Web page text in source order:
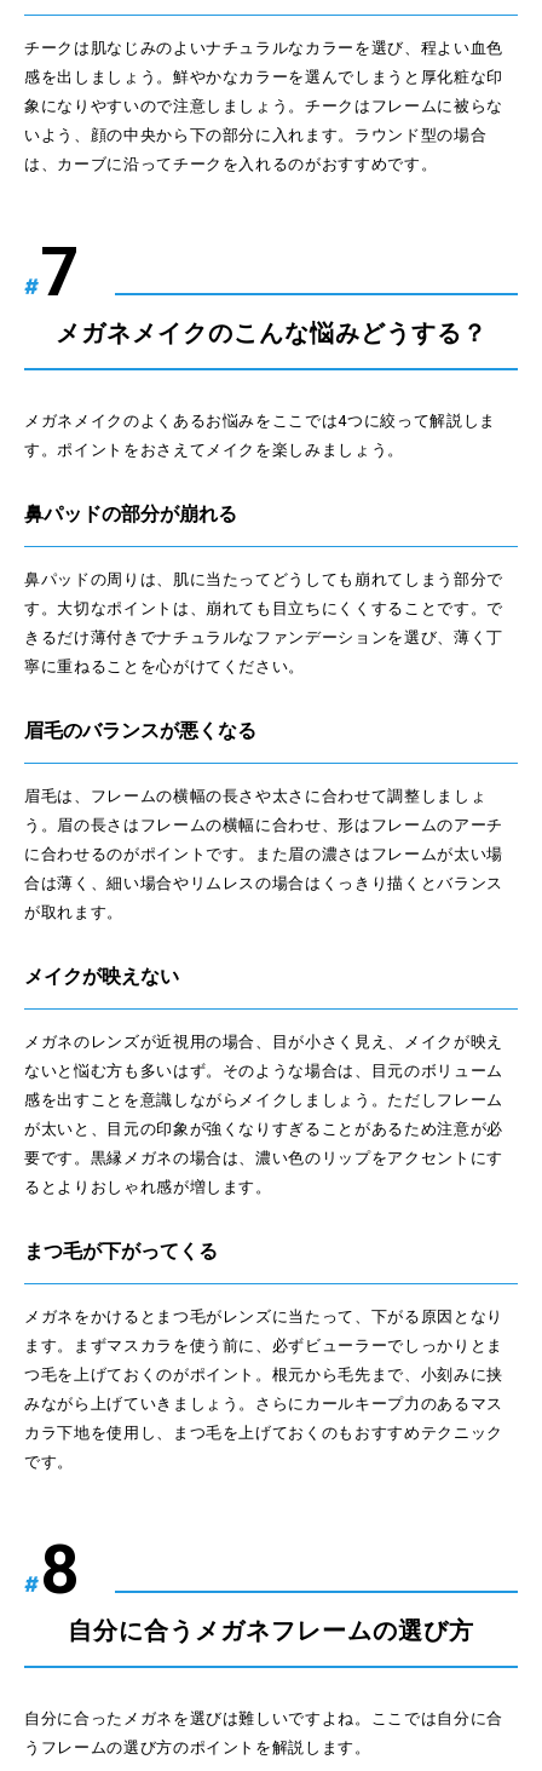
チークは肌なじみのよいナチュラルなカラーを選び、程よい血色
感を出しましょう。鮮やかなカラーを選んでしまうと厚化粧な印
象になりやすいので注意しましょう。チークはフレームに被らな
いよう、顔の中央から下の部分に入れます。ラウンド型の場合
は、カーブに沿ってチークを入れるのがおすすめです。
#
メガネメイクのこんな悩みどうする？
メガネメイクのよくあるお悩みをここでは4つに絞って解説しま
す。ポイントをおさえてメイクを楽しみましょう。
鼻パッドの部分が崩れる
鼻パッドの周りは、肌に当たってどうしても崩れてしまう部分で
す。大切なポイントは、崩れても目立ちにくくすることです。で
きるだけ薄付きでナチュラルなファンデーションを選び、薄く丁
寧に重ねることを心がけてください。
眉毛のバランスが悪くなる
眉毛は、フレームの横幅の長さや太さに合わせて調整しましょ
う。眉の長さはフレームの横幅に合わせ、形はフレームのアーチ
に合わせるのがポイントです。また眉の濃さはフレームが太い場
合は薄く、細い場合やリムレスの場合はくっきり描くとバランス
が取れます。
メイクが映えない
メガネのレンズが近視用の場合、目が小さく見え、メイクが映え
ないと悩む方も多いはず。そのような場合は、目元のボリューム
感を出すことを意識しながらメイクしましょう。ただしフレーム
が太いと、目元の印象が強くなりすぎることがあるため注意が必
要です。黒縁メガネの場合は、濃い色のリップをアクセントにす
るとよりおしゃれ感が増します。
まつ毛が下がってくる
メガネをかけるとまつ毛がレンズに当たって、下がる原因となり
ます。まずマスカラを使う前に、必ずビューラーでしっかりとま
つ毛を上げておくのがポイント。根元から毛先まで、小刻みに挟
みながら上げていきましょう。さらにカールキープ力のあるマス
カラ下地を使用し、まつ毛を上げておくのもおすすめテクニック
です。
#
自分に合うメガネフレームの選び方
自分に合ったメガネを選びは難しいですよね。ここでは自分に合
うフレームの選び方のポイントを解説します。